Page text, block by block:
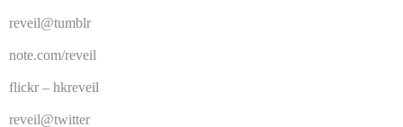
reveil@tumblr
note.com/reveil
flickr – hkreveil
reveil@twitter